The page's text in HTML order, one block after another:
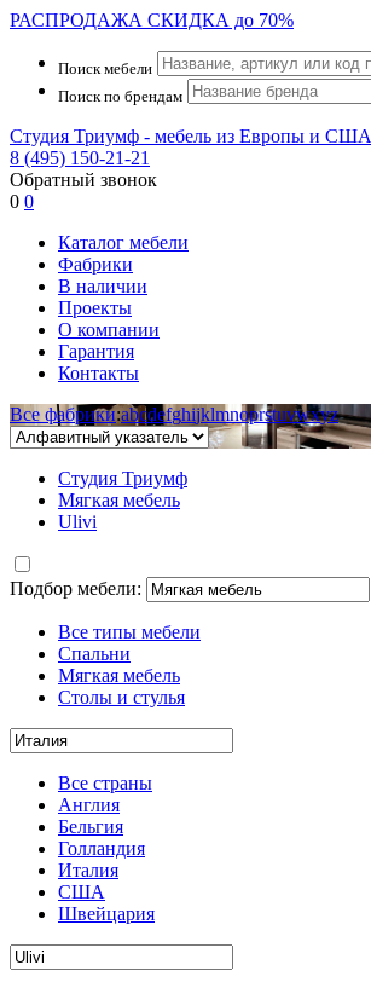
РАСПРОДАЖА СКИДКА до 70%
Поиск мебели
Поиск по брендам
Студия Триумф - мебель из Европы и США
8 (495) 150-21-21
Обратный звонок
0 0
Каталог мебели
Фабрики
В наличии
Проекты
О компании
Гарантия
Контакты
Все фабрики:abcdefghijklmnoprstuvwxyz
Студия Триумф
Мягкая мебель
Ulivi
Подбор мебели:
Все типы мебели
Спальни
Мягкая мебель
Столы и стулья
Все страны
Англия
Бельгия
Голландия
Италия
США
Швейцария